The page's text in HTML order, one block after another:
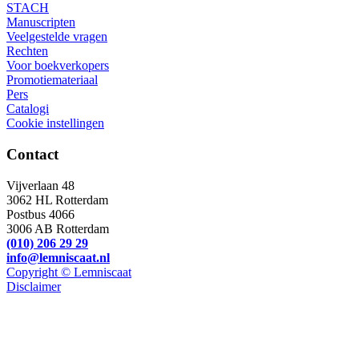
STACH
Manuscripten
Veelgestelde vragen
Rechten
Voor boekverkopers
Promotiemateriaal
Pers
Catalogi
Cookie instellingen
Contact
Vijverlaan 48
3062 HL Rotterdam
Postbus 4066
3006 AB Rotterdam
(010) 206 29 29
info@lemniscaat.nl
Copyright © Lemniscaat
Disclaimer